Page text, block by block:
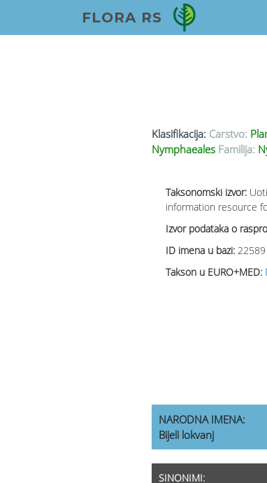
FLORA RS
Klasifikacija: Carstvo:
Nymphaeales Familija:
Taksonomski izvor:
information resource
Izvor podataka o
ID imena u bazi: 22589
Takson u EURO+MED:
NARODNA IMENA:
Bijeli lokvanj
SINONIMI: